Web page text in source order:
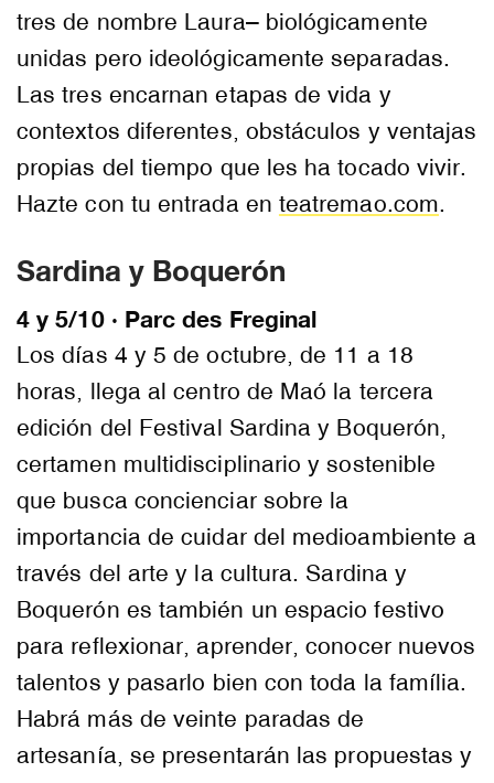
tres de nombre Laura– biológicamente
unidas pero ideológicamente separadas.
Las tres encarnan etapas de vida y
contextos diferentes, obstáculos y ventajas
propias del tiempo que les ha tocado vivir.
Hazte con tu entrada en teatremao.com.
Sardina y Boquerón
4 y 5/10 · Parc des Freginal
Los días 4 y 5 de octubre, de 11 a 18
horas, llega al centro de Maó la tercera
edición del Festival Sardina y Boquerón,
certamen multidisciplinario y sostenible
que busca concienciar sobre la
importancia de cuidar del medioambiente a
través del arte y la cultura. Sardina y
Boquerón es también un espacio festivo
para reflexionar, aprender, conocer nuevos
talentos y pasarlo bien con toda la família.
Habrá más de veinte paradas de
artesanía, se presentarán las propuestas y